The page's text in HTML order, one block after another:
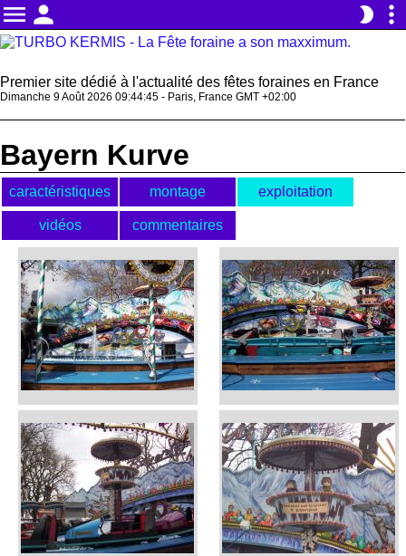
menu person brightness_2 more_vert
Premier site dédié à l'actualité des fêtes foraines en France
Dimanche 9 Août 2026 09:44:45 - Paris, France GMT +02:00
Bayern Kurve
caractéristiques montage exploitation
vidéos commentaires